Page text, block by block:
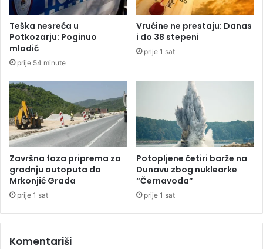
v
a
n
j
S
A
P
-
a
u
„
Ž
e
l
j
z
i
O
t
g
Teška nesreća u
Potkozarju: Poginuo
mladić
prije 54 minute
Vrućine ne prestaju: Danas
i do 38 stepeni
prije 1 sat
Završna faza priprema za
gradnju autoputa do
Mrkonjić Grada
prije 1 sat
Potopljene četiri barže na
Dunavu zbog nuklearke
“Černavoda”
prije 1 sat
Komentariši